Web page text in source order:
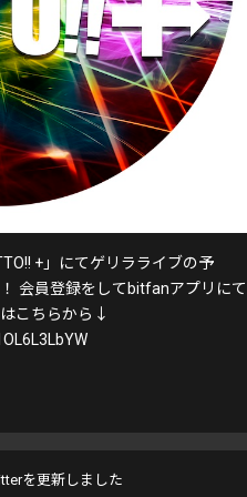
+」にてゲリラライブの予
会員登録をしてbitfanアプリに
こちらから↓
を更新しました